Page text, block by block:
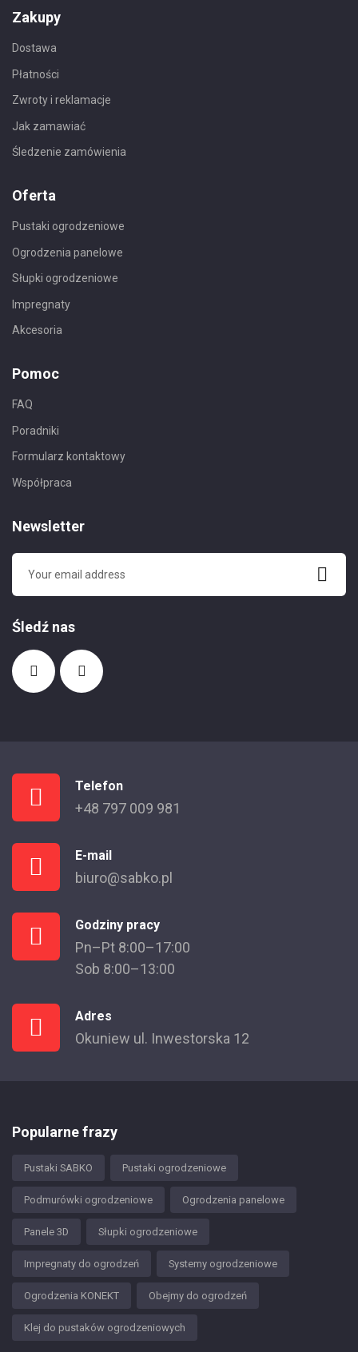
Zakupy
Dostawa
Płatności
Zwroty i reklamacje
Jak zamawiać
Śledzenie zamówienia
Oferta
Pustaki ogrodzeniowe
Ogrodzenia panelowe
Słupki ogrodzeniowe
Impregnaty
Akcesoria
Pomoc
FAQ
Poradniki
Formularz kontaktowy
Współpraca
Newsletter
Śledź nas
Telefon
+48 797 009 981
E-mail
biuro@sabko.pl
Godziny pracy
Pn–Pt 8:00–17:00
Sob 8:00–13:00
Adres
Okuniew ul. Inwestorska 12
Popularne frazy
Pustaki SABKO Pustaki ogrodzeniowe
Podmurówki ogrodzeniowe Ogrodzenia panelowe
Panele 3D Słupki ogrodzeniowe
Impregnaty do ogrodzeń Systemy ogrodzeniowe
Ogrodzenia KONEKT Obejmy do ogrodzeń
Klej do pustaków ogrodzeniowych